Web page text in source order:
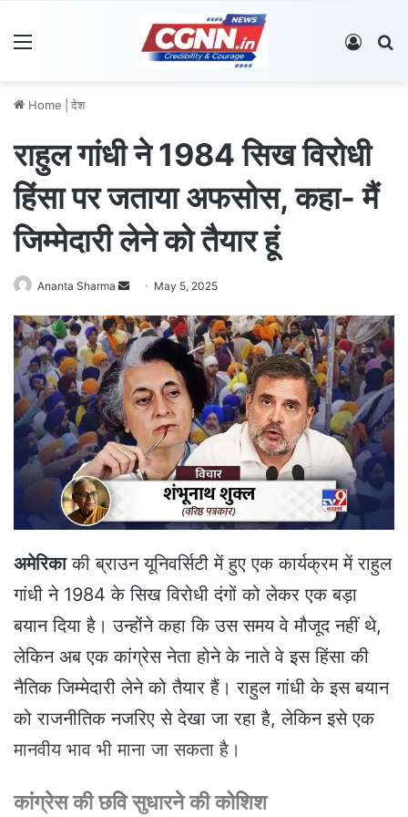
Log In
Home देश
राहुल गांधी ने 1984 सिख विरोधी
हिंसा पर जताया अफसोस, कहा- मैं
जिम्मेदारी लेने को तैयार हूं
Ananta Sharma
n
d
a
n
e
m
a
i
May 5, 2025
अमेरिकाकी ब्राउन यूनिवर्सिटी में हुए एक कार्यक्रम में राहुल
गांधी ने 1984 के सिख विरोधी दंगों को लेकर एक बड़ा
बयान दिया है। उन्होंने कहा कि उस समय वे मौजूद नहीं थे,
लेकिन अब एक कांग्रेस नेता होने के नाते वे इस हिंसा की
नैतिक जिम्मेदारी लेने को तैयार हैं। राहुल गांधी के इस बयान
को राजनीतिक नजरिए से देखा जा रहा है, लेकिन इसे एक
मानवीय भाव भी माना जा सकता है।
कांग्रेस की छवि सुधारने की कोशिश